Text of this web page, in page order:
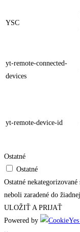
YSC
yt-remote-connected-
devices
yt-remote-device-id
Ostatné
Ostatné
Ostatné
neboli zaradené do
ULOŽIŤ A PRIJAŤ
Powered by